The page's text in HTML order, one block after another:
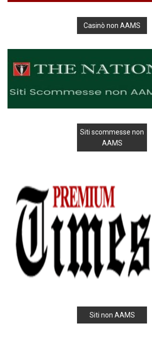
Casinò non AAMS
Siti scommesse non
AAMS
Siti non AAMS